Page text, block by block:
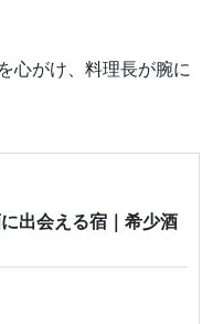
心がけ、料理長が腕に
出会える宿｜希少酒